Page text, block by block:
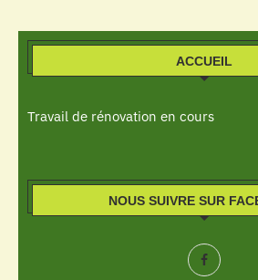
ACCUEIL
Travail de rénovation en cours
NOUS SUIVRE SUR